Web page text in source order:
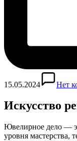
15.05.2024 Нет
Искусство
Ювелирное дело —
уровня мастерства,